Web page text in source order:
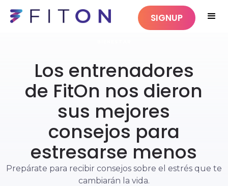
SIGNUP
Los entrenadores
de FitOn nos dieron
sus mejores
consejos para
estresarse menos
Prepárate para recibir consejos sobre el estrés que te
cambiarán la vida.